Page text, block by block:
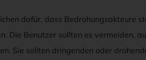
dafür, dass Bedrohungsakteure
Die Benutzer sollten es vermeiden,
Sie sollten dringenden oder